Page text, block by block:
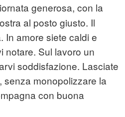
generosa, con la
al posto giusto. Il
In amore siete caldi e
notare. Sul lavoro un
soddisfazione. Lasciate
senza monopolizzare la
con buona